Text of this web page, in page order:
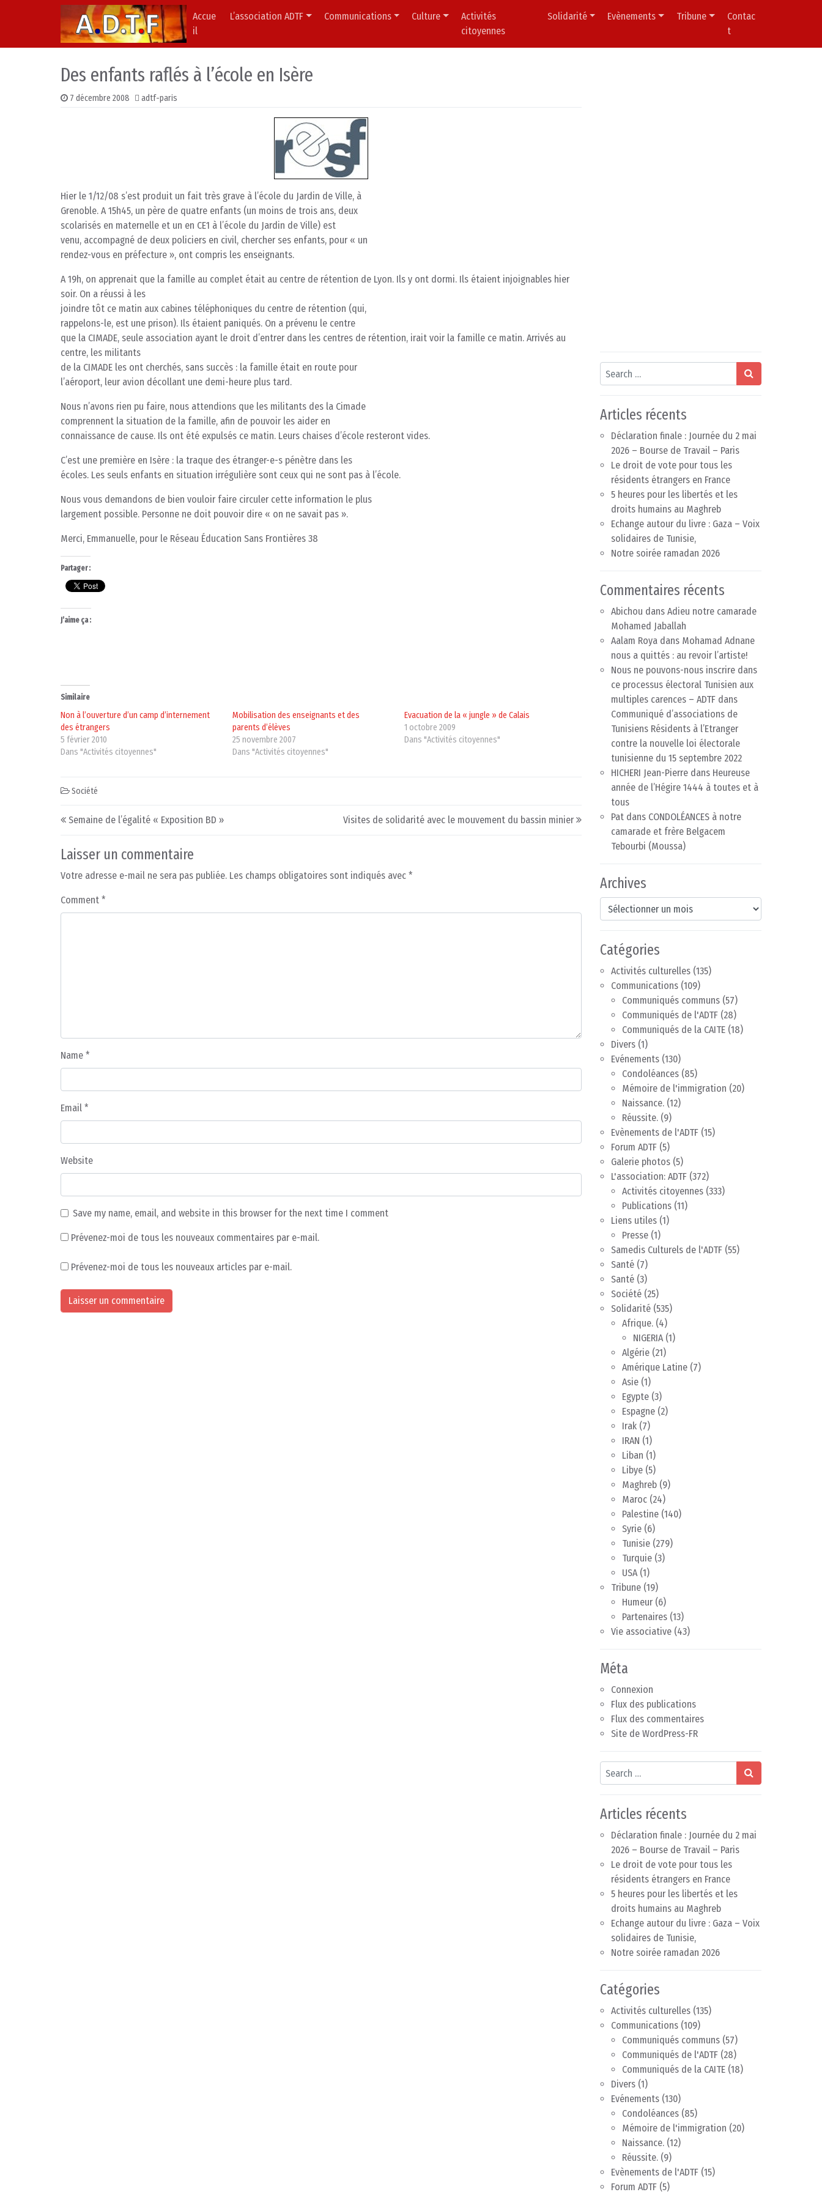
Skip to content
Main Navigation
Accue
il
L’association ADTF Communications Culture
Activités
citoyennes
Solidarité Evènements Tribune
Contac
t
Des enfants raflés à l’école en Isère
7 décembre 2008 adtf-paris
Hier le 1/12/08 s’est produit un fait très grave à l’école du Jardin de Ville, à
Grenoble. A 15h45, un père de quatre enfants (un moins de trois ans, deux
scolarisés en maternelle et un en CE1 à l’école du Jardin de Ville) est
venu, accompagné de deux policiers en civil, chercher ses enfants, pour « un
rendez-vous en préfecture », ont compris les enseignants.
A 19h, on apprenait que la famille au complet était au centre de rétention de Lyon. Ils y ont dormi. Ils étaient injoignables hier
soir. On a réussi à les
joindre tôt ce matin aux cabines téléphoniques du centre de rétention (qui,
rappelons-le, est une prison). Ils étaient paniqués. On a prévenu le centre
que la CIMADE, seule association ayant le droit d’entrer dans les centres de rétention, irait voir la famille ce matin. Arrivés au
centre, les militants
de la CIMADE les ont cherchés, sans succès : la famille était en route pour
l’aéroport, leur avion décollant une demi-heure plus tard.
Nous n’avons rien pu faire, nous attendions que les militants des la Cimade
comprennent la situation de la famille, afin de pouvoir les aider en
connaissance de cause. Ils ont été expulsés ce matin. Leurs chaises d’école resteront vides.
C’est une première en Isère : la traque des étranger-e-s pénètre dans les
écoles. Les seuls enfants en situation irrégulière sont ceux qui ne sont pas à l’école.
Nous vous demandons de bien vouloir faire circuler cette information le plus
largement possible. Personne ne doit pouvoir dire « on ne savait pas ».
Merci, Emmanuelle, pour le Réseau Éducation Sans Frontières 38
Partager :
J’aime ça :
Similaire
Non à l’ouverture d’un camp d’internement
des étrangers
5 février 2010
Dans "Activités citoyennes"
Mobilisation des enseignants et des
parents d’élèves
25 novembre 2007
Dans "Activités citoyennes"
Evacuation de la « jungle » de Calais
1 octobre 2009
Dans "Activités citoyennes"
Société
Post navigation
Semaine de l’égalité « Exposition BD » Visites de solidarité avec le mouvement du bassin minier
Laisser un commentaire
Votre adresse e-mail ne sera pas publiée. Les champs obligatoires sont indiqués avec *
Comment *
Name *
Email *
Website
Save my name, email, and website in this browser for the next time I comment
Prévenez-moi de tous les nouveaux commentaires par e-mail.
Prévenez-moi de tous les nouveaux articles par e-mail.
Search
Articles récents
Déclaration finale : Journée du 2 mai
2026 – Bourse de Travail – Paris
Le droit de vote pour tous les
résidents étrangers en France
5 heures pour les libertés et les
droits humains au Maghreb
Echange autour du livre : Gaza – Voix
solidaires de Tunisie,
Notre soirée ramadan 2026
Commentaires récents
Abichou dans Adieu notre camarade
Mohamed Jaballah
Aalam Roya dans Mohamad Adnane
nous a quittés : au revoir l’artiste!
Nous ne pouvons-nous inscrire dans
ce processus électoral Tunisien aux
multiples carences – ADTF dans
Communiqué d’associations de
Tunisiens Résidents à l’Etranger
contre la nouvelle loi électorale
tunisienne du 15 septembre 2022
HICHERI Jean-Pierre dans Heureuse
année de l’Hégire 1444 à toutes et à
tous
Pat dans CONDOLÉANCES à notre
camarade et frère Belgacem
Tebourbi (Moussa)
Archives
Archives
Catégories
Activités culturelles (135)
Communications (109)
Communiqués communs (57)
Communiqués de l'ADTF (28)
Communiqués de la CAITE (18)
Divers (1)
Evénements (130)
Condoléances (85)
Mémoire de l'immigration (20)
Naissance. (12)
Réussite. (9)
Evènements de l'ADTF (15)
Forum ADTF (5)
Galerie photos (5)
L'association: ADTF (372)
Activités citoyennes (333)
Publications (11)
Liens utiles (1)
Presse (1)
Samedis Culturels de l'ADTF (55)
Santé (7)
Santé (3)
Société (25)
Solidarité (535)
Afrique. (4)
NIGERIA(1)
Algérie (21)
Amérique Latine (7)
Asie (1)
Egypte (3)
Espagne (2)
Irak (7)
IRAN (1)
Liban (1)
Libye (5)
Maghreb (9)
Maroc (24)
Palestine (140)
Syrie (6)
Tunisie (279)
Turquie (3)
USA(1)
Tribune (19)
Humeur (6)
Partenaires (13)
Vie associative (43)
Méta
Connexion
Flux des publications
Flux des commentaires
Site de WordPress-FR
Search
Articles récents
Déclaration finale : Journée du 2 mai
2026 – Bourse de Travail – Paris
Le droit de vote pour tous les
résidents étrangers en France
5 heures pour les libertés et les
droits humains au Maghreb
Echange autour du livre : Gaza – Voix
solidaires de Tunisie,
Notre soirée ramadan 2026
Catégories
Activités culturelles (135)
Communications (109)
Communiqués communs (57)
Communiqués de l'ADTF (28)
Communiqués de la CAITE (18)
Divers (1)
Evénements (130)
Condoléances (85)
Mémoire de l'immigration (20)
Naissance. (12)
Réussite. (9)
Evènements de l'ADTF (15)
Forum ADTF (5)